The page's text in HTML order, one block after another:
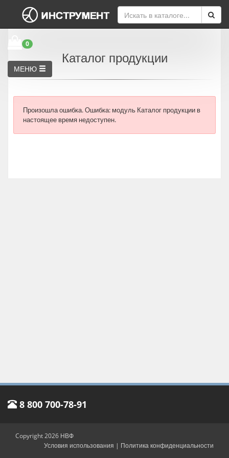
0
МЕНЮ
Каталог продукции
Произошла ошибка.Ошибка: модуль Каталог продукции в
настоящее время недоступен.
8 800 700-78-91
Copyright 2026 НВФ
Условия использования | Политика конфиденциальности